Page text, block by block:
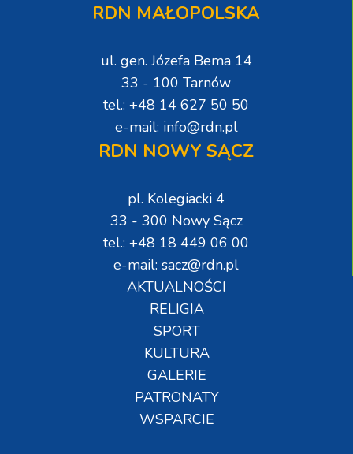
RDN MAŁOPOLSKA
ul. gen. Józefa Bema 14
33 - 100 Tarnów
tel.: +48 14 627 50 50
e-mail: info@rdn.pl
RDN NOWY SĄCZ
pl. Kolegiacki 4
33 - 300 Nowy Sącz
tel.: +48 18 449 06 00
e-mail: sacz@rdn.pl
AKTUALNOŚCI
RELIGIA
SPORT
KULTURA
GALERIE
PATRONATY
WSPARCIE